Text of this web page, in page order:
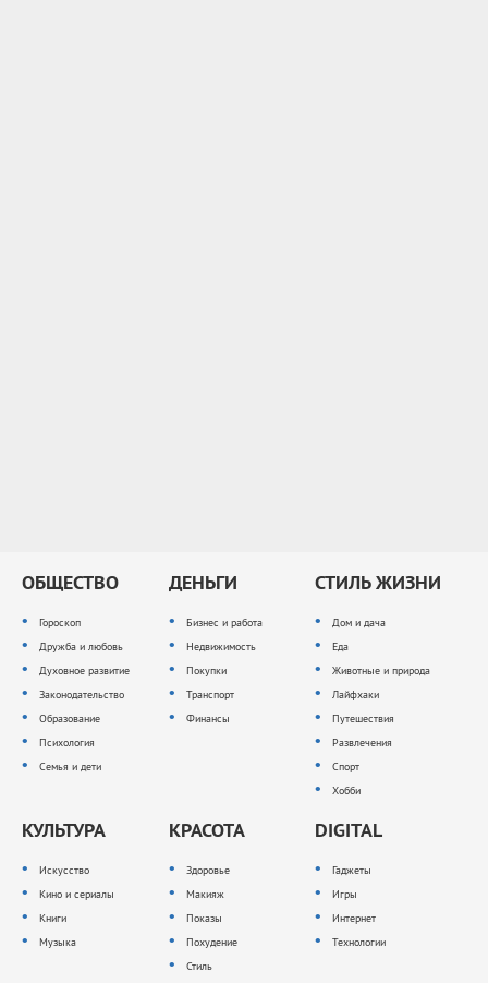
ОБЩЕСТВО
Гороскоп
Дружба и любовь
Духовное развитие
Законодательство
Образование
Психология
Семья и дети
ДЕНЬГИ
Бизнес и работа
Недвижимость
Покупки
Транспорт
Финансы
СТИЛЬ ЖИЗНИ
Дом и дача
Еда
Животные и природа
Лайфхаки
Путешествия
Развлечения
Спорт
Хобби
КУЛЬТУРА
Искусство
Кино и сериалы
Книги
Музыка
КРАСОТА
Здоровье
Макияж
Показы
Похудение
Стиль
DIGITAL
Гаджеты
Игры
Интернет
Технологии